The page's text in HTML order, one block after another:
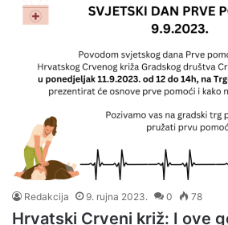
Redakcija 9. rujna 2023. 0 78
Hrvatski Crveni križ: I ove